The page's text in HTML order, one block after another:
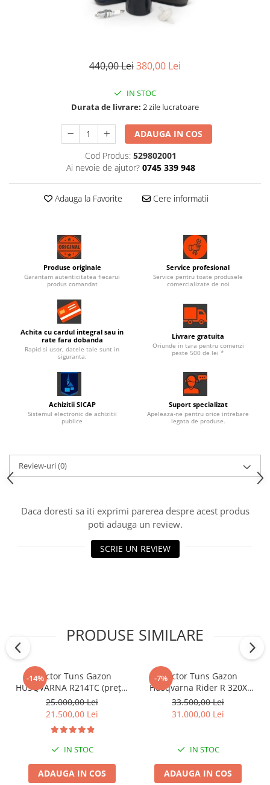
440,00 Lei380,00 Lei
IN STOC
Durata de livrare: 2 zile lucratoare
ADAUGA IN COS
Cod Produs: 529802001
Ai nevoie de ajutor? 0745 339 948
Adauga la Favorite Cere informatii
Produse originale
Garantam autenticitatea fiecarui
produs comandat
Service profesional
Service pentru toate produsele
comercializate de noi
Achita cu cardul integral sau in
rate fara dobanda
Rapid si usor, datele tale sunt in
siguranta.
Livrare gratuita
Oriunde in tara pentru comenzi
peste 500 de lei *
Achizitii SICAP
Sistemul electronic de achizitii
publice
Suport specializat
Apeleaza-ne pentru orice intrebare
legata de produse.
Review-uri(0)
Daca doresti sa iti exprimi parerea despre acest produs
poti adauga un review.
SCRIE UN REVIEW
PRODUSE SIMILARE
-14%
Tractor Tuns Gazon
HUSQVARNA R214TC (prețul
include masă de tăiere)
25.000,00 Lei
21.500,00 Lei
IN STOC
ADAUGA IN COS
-7%
Tractor Tuns Gazon
Husqvarna Rider R 320X
AWD
33.500,00 Lei
31.000,00 Lei
IN STOC
ADAUGA IN COS